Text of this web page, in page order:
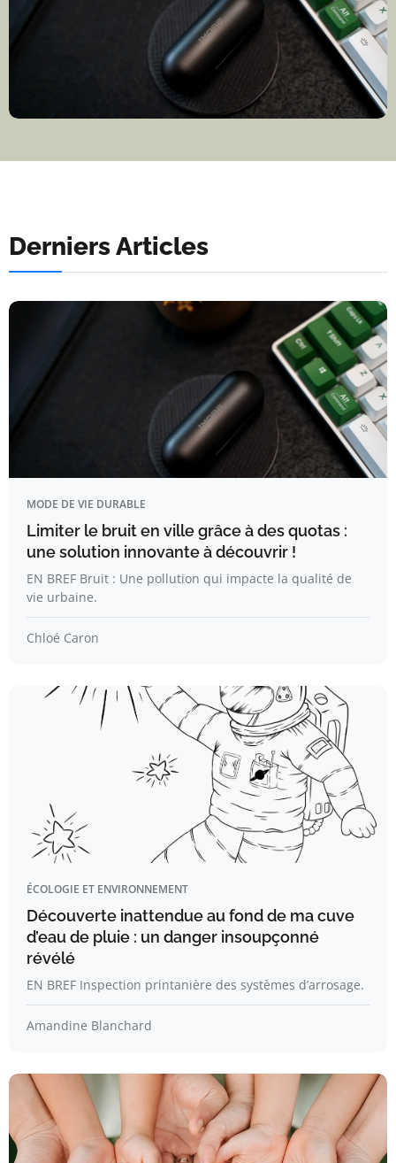
Derniers Articles
MODE DE VIE DURABLE
Limiter le bruit en ville grâce à des quotas :
une solution innovante à découvrir !
EN BREF Bruit : Une pollution qui impacte la qualité de
vie urbaine.
Chloé Caron
ÉCOLOGIE ET ENVIRONNEMENT
Découverte inattendue au fond de ma cuve
d’eau de pluie : un danger insoupçonné
révélé
EN BREF Inspection printanière des systèmes d’arrosage.
Amandine Blanchard